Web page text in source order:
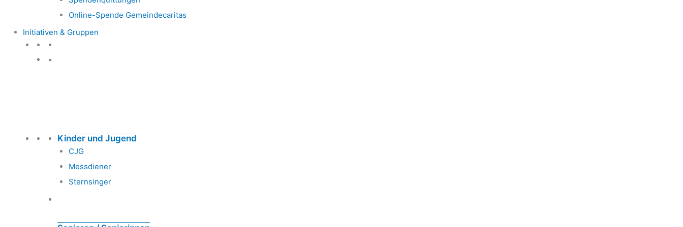
Online-Spende Gemeindecaritas
Initiativen & Gruppen
Kinder und Jugend
CJG
Messdiener
Sternsinger